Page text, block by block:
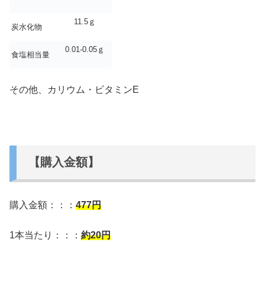
炭水化物
11.5ｇ
食塩相当量
0.01-0.05ｇ
その他、カリウム・ビタミンE
【購入金額】
購入金額：：： 477円
1本当たり：：： 約20円